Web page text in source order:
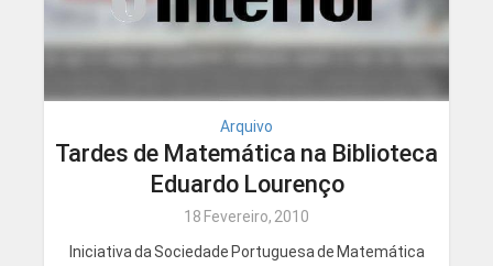
Arquivo
Tardes de Matemática na Biblioteca
Eduardo Lourenço
18 Fevereiro, 2010
Iniciativa da Sociedade Portuguesa de Matemática